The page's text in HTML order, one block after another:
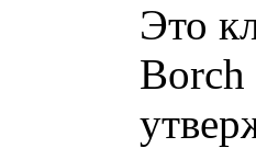
Это